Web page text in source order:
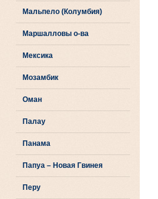
Мальпело (Колумбия)
Маршалловы о-ва
Мексика
Мозамбик
Оман
Палау
Панама
Папуа – Новая Гвинея
Перу